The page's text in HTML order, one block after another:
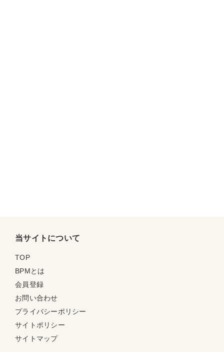
当サイトについて
TOP
BPMとは
会員登録
お問い合わせ
プライバシーポリシー
サイトポリシー
サイトマップ